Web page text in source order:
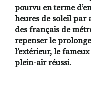
pourvu en terme
heures de soleil par
des français de
repenser le
l’extérieur, le
plein-air réussi.